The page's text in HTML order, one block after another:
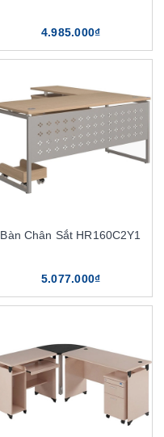
4.985.000₫
Bàn Chân Sắt HR160C2Y1
5.077.000₫